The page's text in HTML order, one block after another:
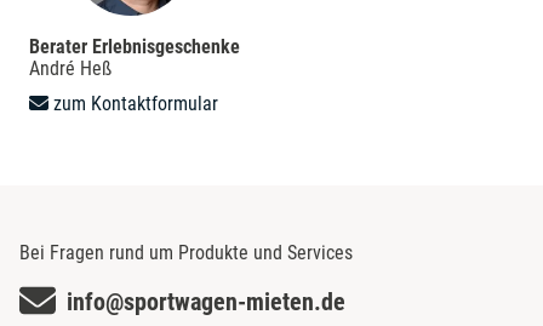
Berater Erlebnisgeschenke
André Heß
zum Kontaktformular
Bei Fragen rund um Produkte und Services
info@sportwagen-mieten.de